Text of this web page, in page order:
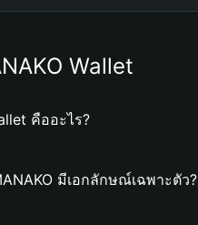
Wallet
คืออะไร?
มีเอกลักษณ์เฉพาะตัว?